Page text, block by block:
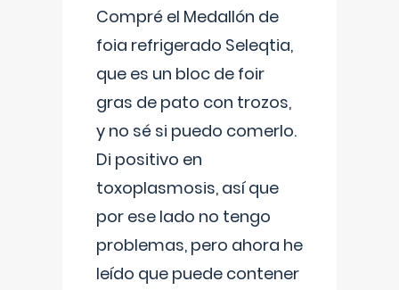
Compré el Medallón de
foia refrigerado Seleqtia,
que es un bloc de foir
gras de pato con trozos,
y no sé si puedo comerlo.
Di positivo en
toxoplasmosis, así que
por ese lado no tengo
problemas, pero ahora he
leído que puede contener